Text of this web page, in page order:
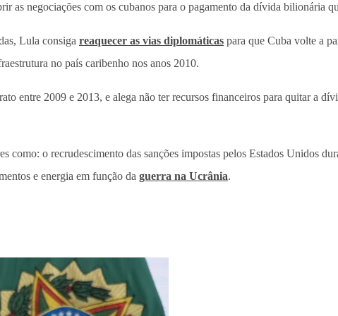
as negociações com os cubanos para o pagamento da dívida bilionária
Lula consiga reaquecer as vias diplomáticas para que Cuba volte a
no país caribenho nos anos 2010.
entre 2009 e 2013, e alega não ter recursos financeiros para quitar a
como: o recrudescimento das sanções impostas pelos Estados Unidos
e energia em função da guerra na Ucrânia.